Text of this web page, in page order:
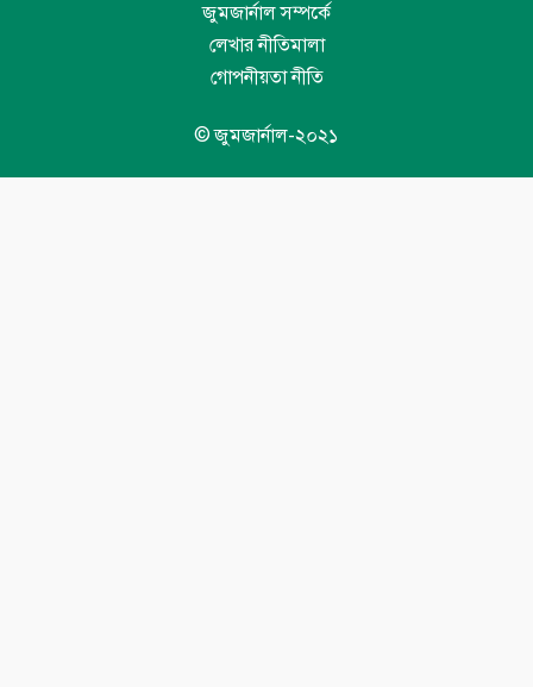
© জুমজার্নাল-২০২১
জুমজার্নাল সম্পর্কে
লেখার নীতিমালা
গোপনীয়তা নীতি